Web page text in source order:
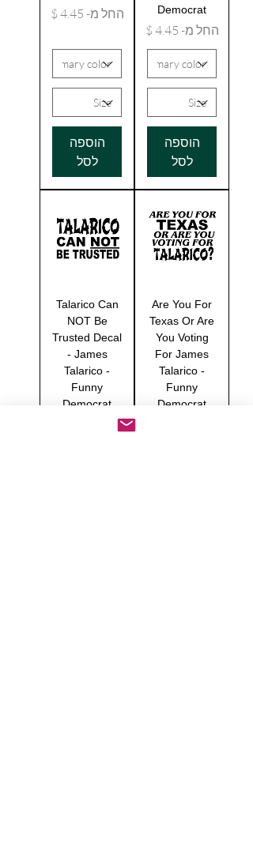
Democrat
החל מ-
מחיר מבצע
הוספה
לסל
החל מ-
מחיר מבצע
הוספה
לסל
Are You For
Texas Or Are
You Voting
For James
Talarico -
Funny
Democrat
Talarico Can
NOT Be
Trusted Decal
- James
Talarico -
Funny
Democrat
החל מ-
מחיר מבצע